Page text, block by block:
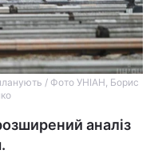
/ Фото УНІАН, Борис
аналіз